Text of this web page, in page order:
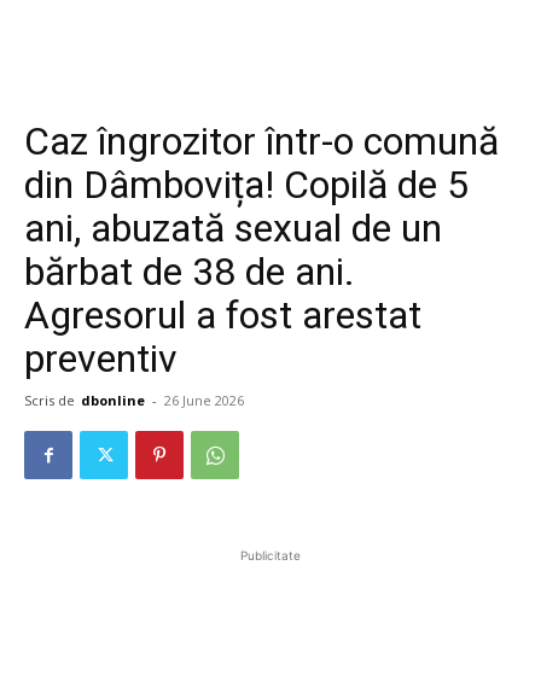
Caz îngrozitor într-o comună
din Dâmbovița! Copilă de 5
ani, abuzată sexual de un
bărbat de 38 de ani.
Agresorul a fost arestat
preventiv
Scris de dbonline - 26 June 2026
Publicitate